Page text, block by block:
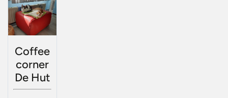
Coffee
corner
De Hut